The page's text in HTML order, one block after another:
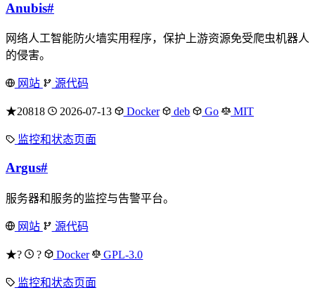
Anubis#
网络人工智能防火墙实用程序，保护上游资源免受爬虫机器人
的侵害。
网站 源代码
★20818 2026-07-13 Docker deb Go MIT
监控和状态页面
Argus#
服务器和服务的监控与告警平台。
网站 源代码
★? ? Docker GPL-3.0
监控和状态页面